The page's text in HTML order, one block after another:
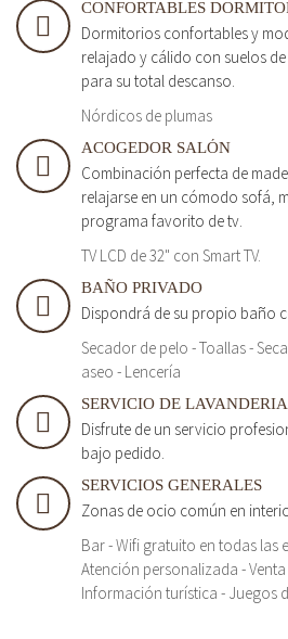
CONFORTABLES
Dormitorios confortables y
relajado y cálido con suelos
para su total descanso.
Nórdicos de plumas
ACOGEDOR SALÓN
Combinación perfecta de
relajarse en un cómodo sofá,
programa favorito de tv.
TV LCD de 32" con Smart TV.
BAÑO PRIVADO
Dispondrá de su propio baño
Secador de pelo - Toallas -
aseo - Lencería
SERVICIO DE LAVANDERIA
Disfrute de un servicio
bajo pedido.
SERVICIOS GENERALES
Zonas de ocio común en
Bar - Wifi gratuito en todas las
Atención personalizada -
Información turística - Juegos